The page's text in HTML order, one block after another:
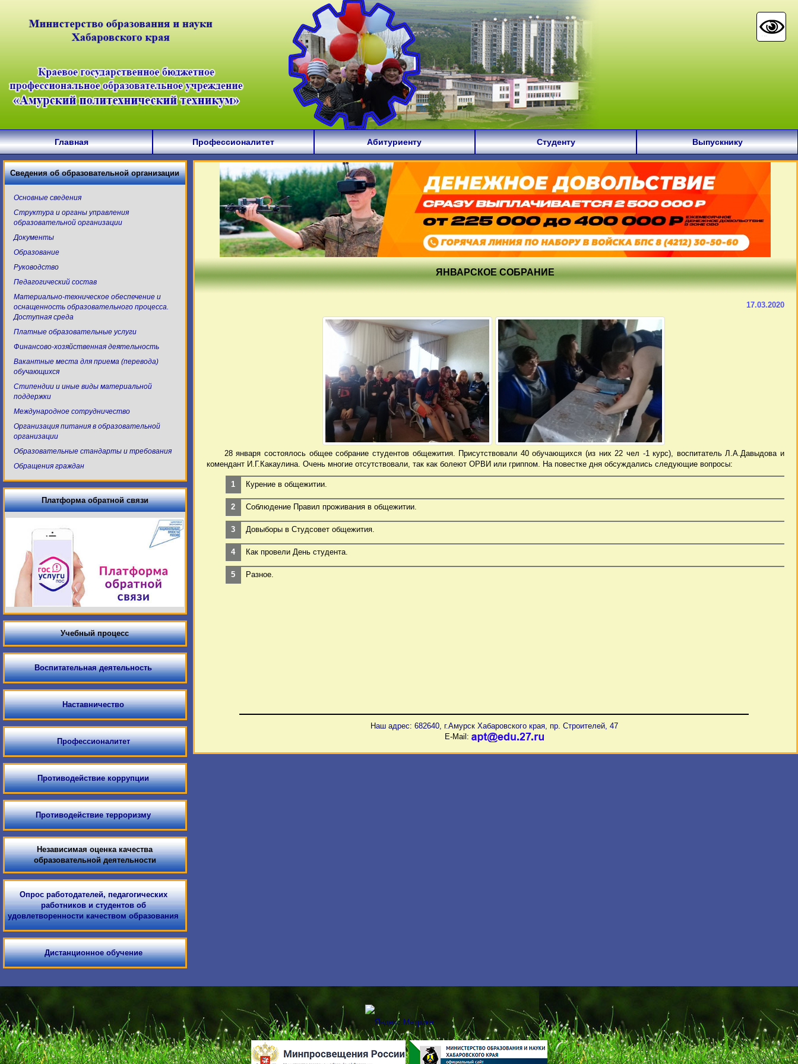
Главная Профессионалитет Абитуриенту Студенту Выпускнику
Сведения об образовательной организации
Основные сведения
Структура и органы управления
образовательной организации
Документы
Образование
Руководство
Педагогический состав
Материально-техническое обеспечение и
оснащенность образовательного процесса.
Доступная среда
Платные образовательные услуги
Финансово-хозяйственная деятельность
Вакантные места для приема (перевода)
обучающихся
Стипендии и иные виды материальной
поддержки
Международное сотрудничество
Организация питания в образовательной
организации
Образовательные стандарты и требования
Обращения граждан
Платформа обратной связи
Учебный процесс
Воспитательная деятельность
Наставничество
Профессионалитет
Противодействие коррупции
Противодействие терроризму
Независимая оценка качества
образовательной деятельности
Опрос работодателей, педагогических
работников и студентов об
удовлетворенности качеством образования
Дистанционное обучение
ЯНВАРСКОЕ СОБРАНИЕ
17.03.2020
28 января состоялось общее собрание студентов общежития. Присутствовали 40 обучающихся (из них 22 чел -1 курс), воспитатель Л.А.Давыдова и
комендант И.Г.Какаулина. Очень многие отсутствовали, так как болеют ОРВИ или гриппом. На повестке дня обсуждались следующие вопросы:
Курение в общежитии.
Соблюдение Правил проживания в общежитии.
Довыборы в Студсовет общежития.
Как провели День студента.
Разное.
Наш адрес: 682640, г.Амурск Хабаровского края, пр. Строителей, 47
E-Mail: